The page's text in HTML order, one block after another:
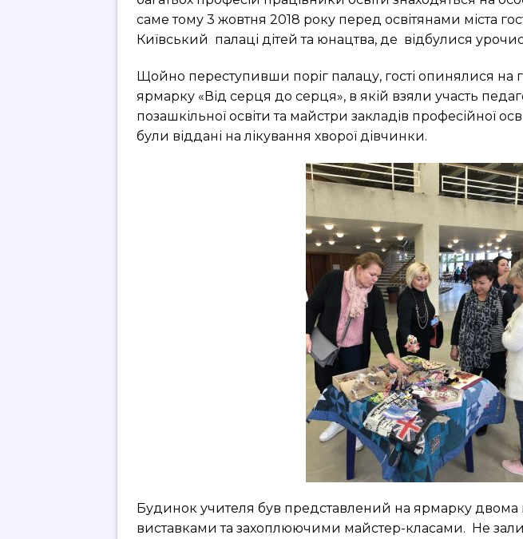
саме тому 3 жовтня 2018 року перед освітянами міста
Київський палаці дітей та юнацтва, де відбулися
Щойно переступивши поріг палацу, гості опинялися на
ярмарку «Від серця до серця», в якій взяли участь
позашкільної освіти та майстри закладів професійної
були віддані на лікування хворої дівчинки.
Будинок учителя був представлений на ярмарку
виставками та захоплюючими майстер-класами. Не